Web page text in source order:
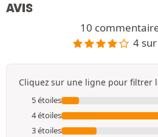
AVIS
10
4
Cliquez sur une ligne pour filtrer
5 étoiles
4 étoiles
3 étoiles